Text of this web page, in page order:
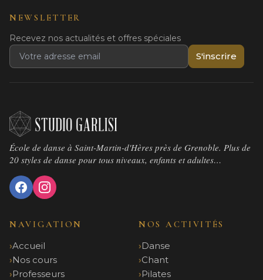
NEWSLETTER
Recevez nos actualités et offres spéciales
S'inscrire
École de danse à Saint-Martin-d'Hères près de Grenoble. Plus de
20 styles de danse pour tous niveaux, enfants et adultes…
NAVIGATION
Accueil
Nos cours
Professeurs
NOS ACTIVITÉS
Danse
Chant
Pilates